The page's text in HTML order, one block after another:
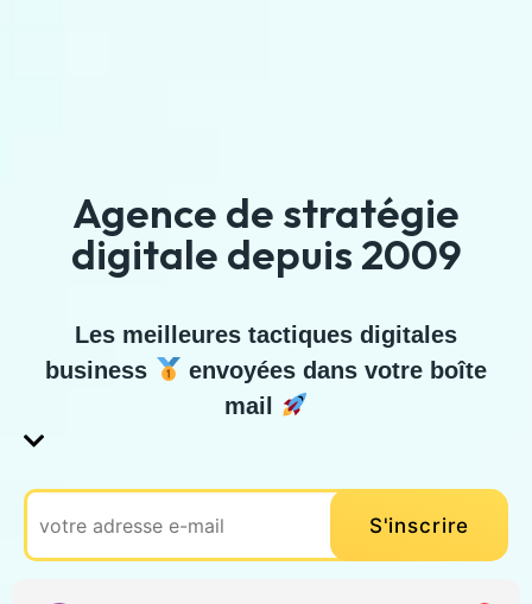
Agence de stratégie
digitale depuis 2009
Les meilleures tactiques digitales
business
envoyées dans votre boîte
mail